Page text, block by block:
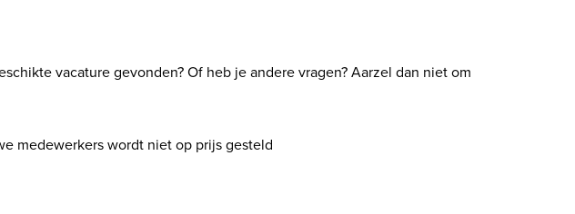
vacature gevonden? Of heb je andere vragen? Aarzel dan niet om
medewerkers wordt niet op prijs gesteld